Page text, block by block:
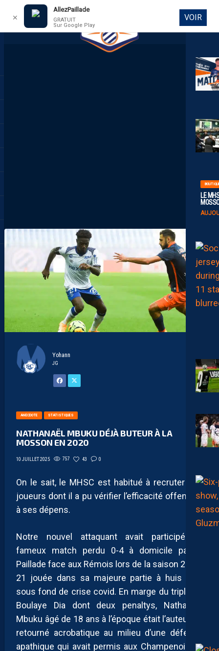
DIRECT
LE
Yohann
JG
ANECDOTE STATISTIQUES
NATHANAËL MBUKU DÉJÀ BUTEUR À LA
MOSSON EN 2020
10 JUILLET 2025 757 43 0
On le sait, le MHSC est habitué à recruter des
joueurs dont il a pu vérifier l’efficacité offensive
à ses dépens.
Notre nouvel attaquant avait participé au
fameux match perdu 0-4 à domicile par la
Paillade face aux Rémois lors de la saison 2020-
21 jouée dans sa majeure partie à huis clos
sous fond de crise covid. En marge du triplé de
Boulaye Dia dont deux penaltys, Nathanaël
Mbuku âgé de 18 ans à l’époque était l’auteur du
retourné acrobatique au milieu d’une défense
apathique qui avait permis aux Champenois de
✕
AllezPaillade
GRATUIT
Sur Google Play
VOIR